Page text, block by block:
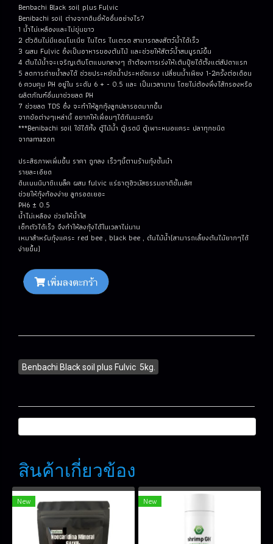
Benbachi Black soil plus Fulvic
Benibachi soil ต่างจากดินยี่ห้ออื่นอย่างไร?
1 น้ำไ่ม่เหลืองและไม่ขุ่นขาว
2 ตัวดินไม่มีแอมโมเนีย ไนไตร ไนเตรด สามารถลงสัตว์น้ำได้เร็ว
3 ผสม Fulvic ซึ่งเป็นอาหารของต้นไม้ และช่วยให้สัตว์น้ำสมบูรณ์ขึ้น
4 ต้นไม้น้ำจะเจริญเติบโตแบบกลางๆ ถ้าต้องการเร่งให้เติมปุ๋ยได้ตั้งแต่สัปดาแรก
5 ลดการถ่ายน้ำลงได้ ช่วยประหยัดน้ำประหยัดแรง เปลี่ยนน้ำเพียง 1-2ครั้งต่อเดือน
6 ควบคุม PH อยู่ใน ระดับ 6 + - 0.5 และ เป็นเวลานาน โดยไม่ต้องพึ่งไส้กรองหรือ
ผลิตภัณฑ์อื่นมาช่วยลด PH
7 ช่วยลด TDS ซึ่ง จะทำให้ลูกกุ้งลูกปลารอดมากขึ้น
จากข้อต่างๆเหล่านี้ อยากให้เพื่อนๆได้กันนะครับ
***Benibachi soil ใช้ได้ทั้ง ตู้ไม้น้ำ ตู้เรดบี ตู้เพาะหมอแคระ ปลาทุกชนิด
จากamazon
ประสิธภาพเพิ่มขึ้น ราคา ถูกลง เร็วๆนี้ตามร้านกุ้งชั้นนำ
รายละเอียด
ดินเบนนิบาชิเเบล็ค ผสม fulvic แร่ธาตุฮิวมัสธรรมชาติชั้นเลิศ
ช่วยให้กุ้งท้องง่าย ลูกรอดเยอะ
PH6 ± 0.5
น้ำไม่เหลือง ช่วยให้น้ำใส
เซ็ทตัวได้เร็ว จึงทำให้ลงกุ้งได้ในเวลาไม่นาน
เหมาสำหรับกุ้งแคระ red bee , black bee , ต้นไม้น้ำ(สามารถเลี้ยงต้นไม้ยากๆได้
ง่ายขึ้น)
Benbachi Black soil plus Fulvic 5kg.
สินค้าเกี่ยวข้อง
New New